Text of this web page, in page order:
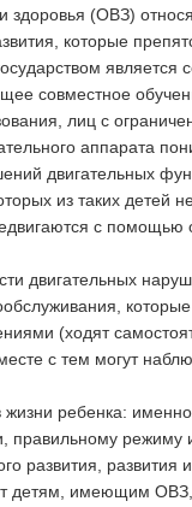
(ОВЗ)
которые
совместное
лиц с
аппарата
двигательных
из таких детей
с
двигательных
(ходят
с тем могут
жизни ребенка:
правильному
развития,
детям, имеющим